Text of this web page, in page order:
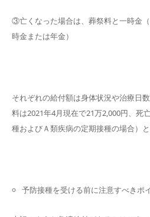
③亡くなった場合は、葬祭料と一時金
時金または年金）
それぞれの給付額は身体状況や治療日
料は2021年4月現在で21万2,000円、死
種およびＡ類疾病の定期接種の場合）と
予防接種を受ける前に注意すべきポ